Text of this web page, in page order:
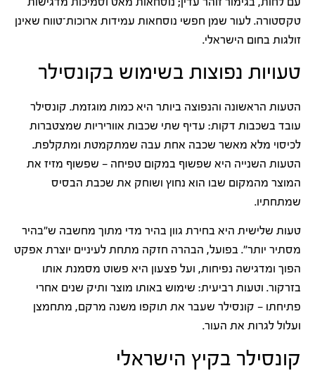
טקסטורה. לעור שמן חפשי נוסחאות עמידות ארוכות־טווח שאינן
זולגות בחום הישראלי.
טעויות נפוצות בשימוש בקונסילר
הטעות הראשונה והנפוצה ביותר היא כמות מוגזמת. קונסילר
עובד בשכבות דקות: עדיף שתי שכבות אווריריות שמצטברות
לכיסוי מלא מאשר שכבה אחת עבה שמתקמטת ומתקלפת.
הטעות השנייה היא שפשוף במקום טפיחה — שפשוף מזיז את
המוצר מהמקום שבו הוא נחוץ ושוחק את שכבת הבסיס
שמתחתיו.
טעות שלישית היא בחירת גוון בהיר מדי מתוך מחשבה ש"בהיר
מסתיר יותר". בפועל, הבהרה חזקה מתחת לעיניים יוצרת אפקט
הפוך ומדגישה נפיחות, ועל פצעון היא פשוט מסמנת אותו
בזרקור. וטעות רביעית: שימוש באותו מוצר ותיק שנים אחרי
פתיחתו — קונסילר שעבר את תוקפו משנה מרקם, מתחמצן
ועלול לגרות את העור.
קונסילר בקיץ הישראלי